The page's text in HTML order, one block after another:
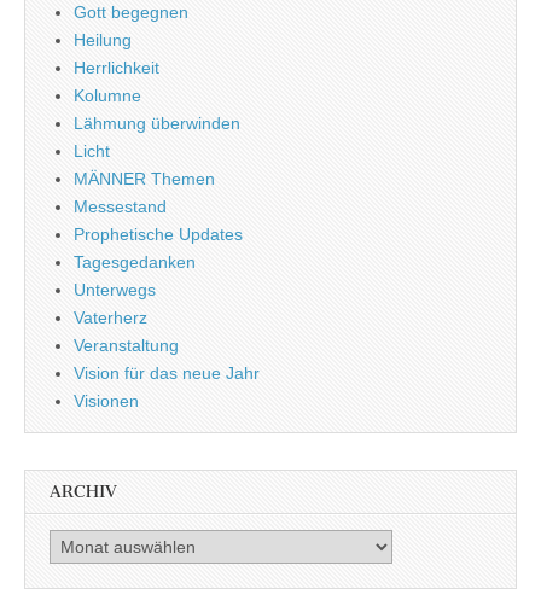
Gott begegnen
Heilung
Herrlichkeit
Kolumne
Lähmung überwinden
Licht
MÄNNER Themen
Messestand
Prophetische Updates
Tagesgedanken
Unterwegs
Vaterherz
Veranstaltung
Vision für das neue Jahr
Visionen
ARCHIV
Archiv